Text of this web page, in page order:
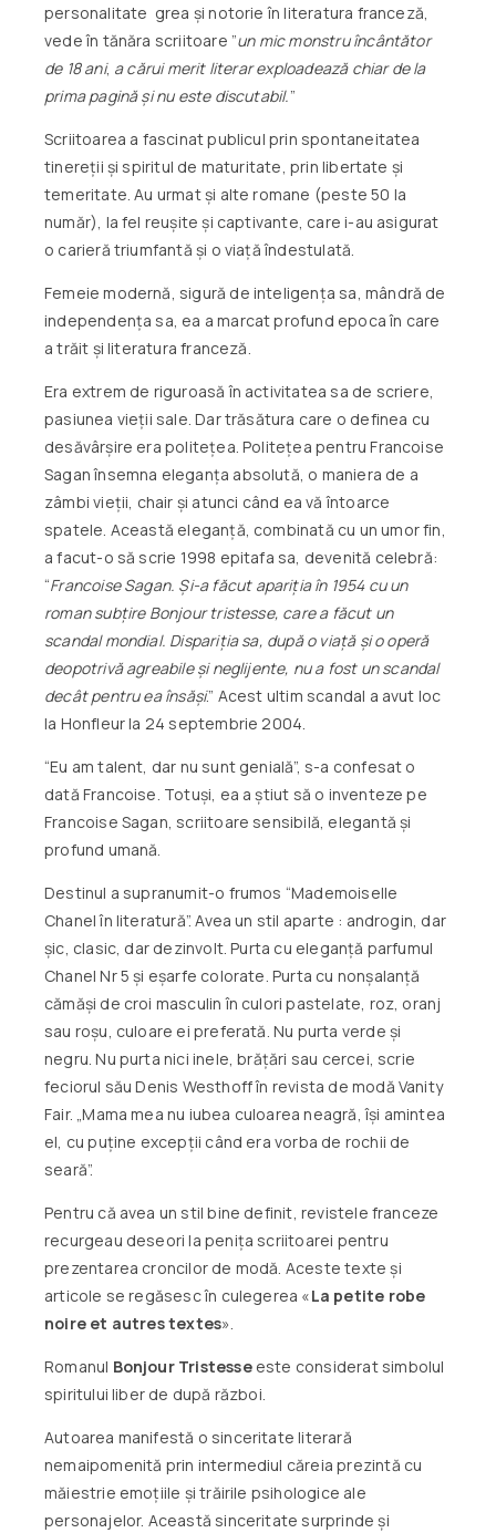
personalitate grea și notorie în literatura franceză,
vede în tănăra scriitoare ”un mic monstru încântător
de 18 ani, a cărui merit literar exploadează chiar de la
prima pagină și nu este discutabil.”
Scriitoarea a fascinat publicul prin spontaneitatea
tinereții și spiritul de maturitate, prin libertate și
temeritate. Au urmat și alte romane (peste 50 la
număr), la fel reușite și captivante, care i-au asigurat
o carieră triumfantă și o viață îndestulată.
Femeie modernă, sigură de inteligența sa, mândră de
independența sa, ea a marcat profund epoca în care
a trăit și literatura franceză.
Era extrem de riguroasă în activitatea sa de scriere,
pasiunea vieții sale. Dar trăsătura care o definea cu
desăvârșire era politețea. Politețea pentru Francoise
Sagan însemna eleganța absolută, o maniera de a
zâmbi vieții, chair și atunci când ea vă întoarce
spatele. Această eleganță, combinată cu un umor fin,
a facut-o să scrie 1998 epitafa sa, devenită celebră:
“Francoise Sagan. Și-a făcut apariția în 1954 cu un
roman subțire Bonjour tristesse, care a făcut un
scandal mondial. Dispariția sa, după o viață și o operă
deopotrivă agreabile și neglijente, nu a fost un scandal
decât pentru ea însăși.” Acest ultim scandal a avut loc
la Honfleur la 24 septembrie 2004.
“Eu am talent, dar nu sunt genială”, s-a confesat o
dată Francoise. Totuși, ea a știut să o inventeze pe
Francoise Sagan, scriitoare sensibilă, elegantă și
profund umană.
Destinul a supranumit-o frumos “Mademoiselle
Chanel în literatură”. Avea un stil aparte : androgin, dar
șic, clasic, dar dezinvolt. Purta cu eleganță parfumul
Chanel Nr 5 și eșarfe colorate. Purta cu nonșalanță
cămăși de croi masculin în culori pastelate, roz, oranj
sau roșu, culoare ei preferată. Nu purta verde și
negru. Nu purta nici inele, brățări sau cercei, scrie
feciorul său Denis Westhoff în revista de modă Vanity
Fair. „Mama mea nu iubea culoarea neagră, își amintea
el, cu puține excepții când era vorba de rochii de
seară”.
Pentru că avea un stil bine definit, revistele franceze
recurgeau deseori la penița scriitoarei pentru
prezentarea croncilor de modă. Aceste texte și
articole se regăsesc în culegerea «La petite robe
noire et autres textes».
Romanul Bonjour Tristesseeste considerat simbolul
spiritului liber de după război.
Autoarea manifestă o sinceritate literară
nemaipomenită prin intermediul căreia prezintă cu
măiestrie emoțiile și trăirile psihologice ale
personajelor. Această sinceritate surprinde și